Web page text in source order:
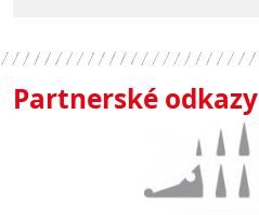
Partnerské odkazy